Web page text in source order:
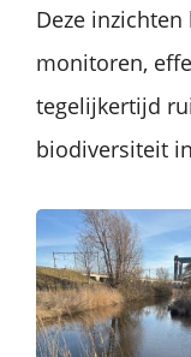
Deze
monitoren,
tegelijkertijd
biodiversiteit